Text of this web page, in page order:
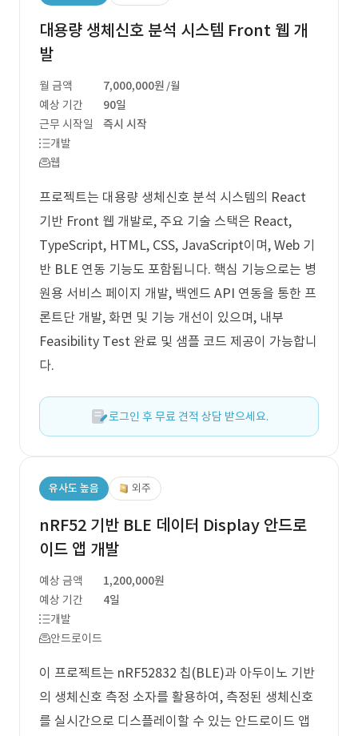
대용량 생체신호 분석 시스템 Front 웹 개
발
월 금액 7,000,000원 /월
예상 기간
90일
근무 시작일
즉시 시작
개발
웹
프로젝트는 대용량 생체신호 분석 시스템의 React
기반 Front 웹 개발로, 주요 기술 스택은 React,
TypeScript, HTML, CSS, JavaScript이며, Web 기
반 BLE 연동 기능도 포함됩니다. 핵심 기능으로는 병
원용 서비스 페이지 개발, 백엔드 API 연동을 통한 프
론트단 개발, 화면 및 기능 개선이 있으며, 내부
Feasibility Test 완료 및 샘플 코드 제공이 가능합니
다.
로그인 후 무료 견적 상담 받으세요.
유사도 높음 외주
nRF52 기반 BLE 데이터 Display 안드로
이드 앱 개발
예상 금액
1,200,000원
예상 기간
4일
개발
안드로이드
이 프로젝트는 nRF52832 칩(BLE)과 아두이노 기반
의 생체신호 측정 소자를 활용하여, 측정된 생체신호
를 실시간으로 디스플레이할 수 있는 안드로이드 앱